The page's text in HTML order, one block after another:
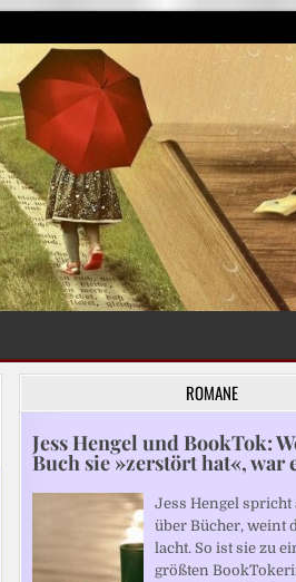
ROMANE
Jess Hengel und BookTok:
Buch sie »zerstört hat«, war
Jess Hengel
über Bücher, weint
lacht. So ist sie zu
größten